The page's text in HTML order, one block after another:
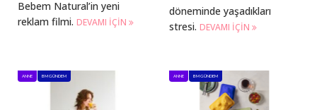
Bebem Natural’in yeni
reklam filmi. DEVAMI IÇIN
döneminde yaşadıkları
stresi. DEVAMI IÇIN
ANNE BM GÜNDEM ANNE BM GÜNDEM